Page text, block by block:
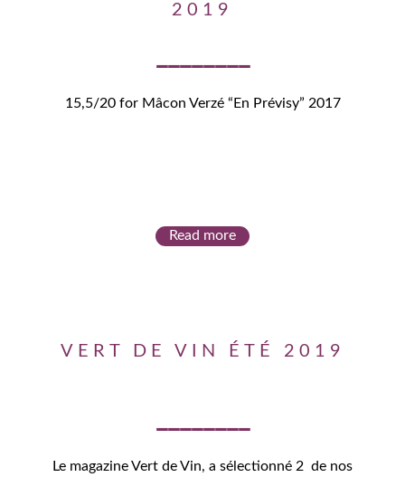
2019
15,5/20 for Mâcon Verzé “En Prévisy” 2017
Read more
VERT DE VIN ÉTÉ 2019
Le magazine Vert de Vin, a sélectionné 2 de nos